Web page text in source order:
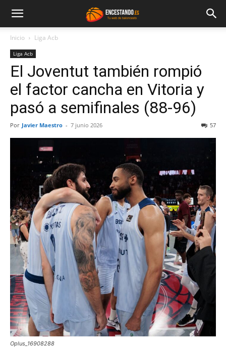
Inicio Liga Acb
Liga Acb
El Joventut también rompió
el factor cancha en Vitoria y
pasó a semifinales (88-96)
Por Javier Maestro - 7 junio 2026 57
Oplus_16908288